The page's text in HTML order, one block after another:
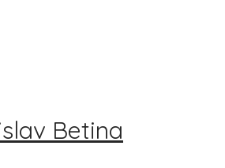
Betina